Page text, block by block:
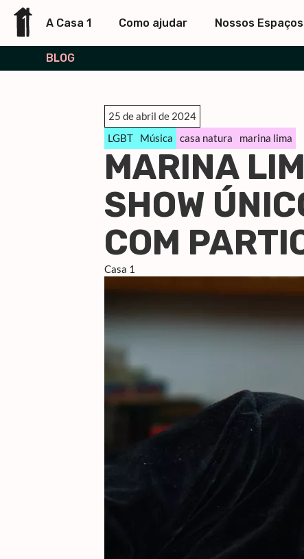
A Casa 1 Como ajudar Nossos Espaços
BLOG
25 de abril de 2024
LGBT
Música casa natura marina lima
MARINA
SHOW
COM
Casa 1